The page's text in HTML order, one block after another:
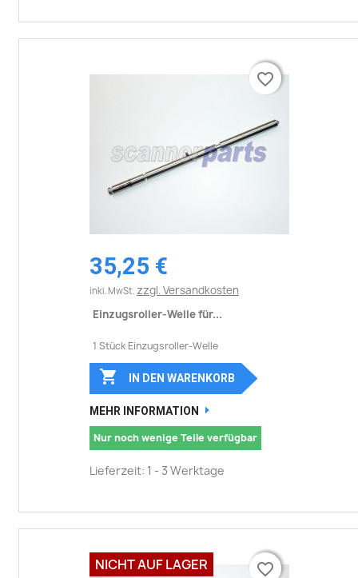
35,25 €
inkl. MwSt. zzgl. Versandkosten
Einzugsroller-Welle für...
1 Stück Einzugsroller-Welle
favorite_border
 IN DEN WARENKORB
MEHR INFORMATION
Nur noch wenige Teile verfügbar
Lieferzeit: 1 - 3 Werktage
favorite_border
favorite_border
NICHT AUF LAGER favorite_border